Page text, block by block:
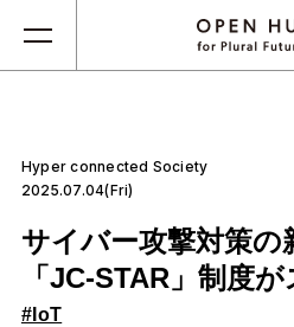
Hyper connected Society
2025.07.04(Fri)
サイバー攻撃対策の
「JC-STAR」制度
#IoT